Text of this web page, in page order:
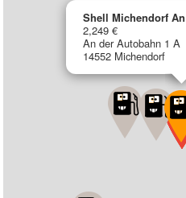
Shell Michendorf
2,249 €
An der Autobahn 1 A
14552 Michendorf